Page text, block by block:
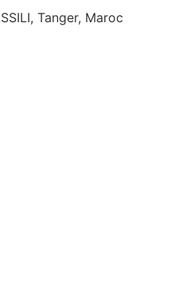
Tanger, Maroc